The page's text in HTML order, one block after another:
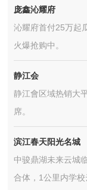
庞鑫沁耀府
沁耀府首付25万起
火爆抢购中。
静江会
静江會区域热销大
席。
滨江春天阳光名城
中骏鼎湖未来云城
合体，1公里内学